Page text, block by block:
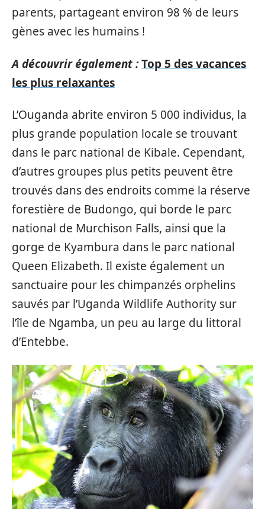
parents, partageant environ 98 % de leurs
gènes avec les humains !
A découvrir également :Top 5 des vacances
les plus relaxantes
L’Ouganda abrite environ 5 000 individus, la
plus grande population locale se trouvant
dans le parc national de Kibale. Cependant,
d’autres groupes plus petits peuvent être
trouvés dans des endroits comme la réserve
forestière de Budongo, qui borde le parc
national de Murchison Falls, ainsi que la
gorge de Kyambura dans le parc national
Queen Elizabeth. Il existe également un
sanctuaire pour les chimpanzés orphelins
sauvés par l’Uganda Wildlife Authority sur
l’île de Ngamba, un peu au large du littoral
d’Entebbe.